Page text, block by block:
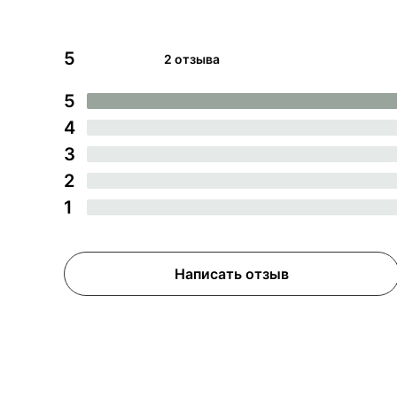
5 2 отзыва
5
4
3
2
1
Написать отзыв